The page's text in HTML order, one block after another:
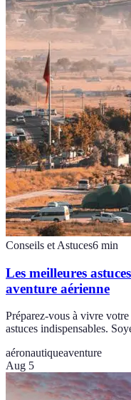
Conseils et Astuces6 min
Les meilleures
aventure aérienne
Préparez-vous à vivre
astuces indispensables.
aéronautiqueaventure
Aug 5